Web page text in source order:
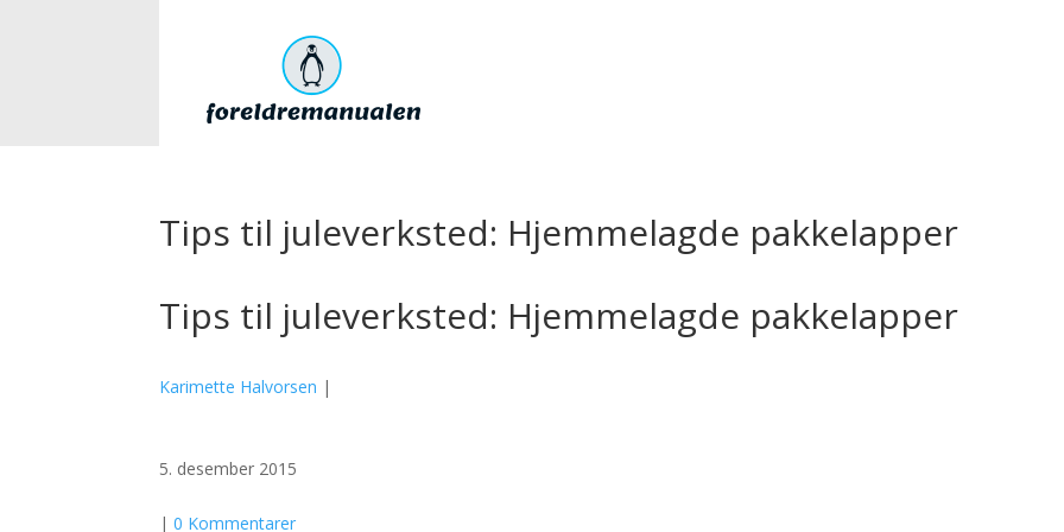
Tips til juleverksted: Hjemmelagde pakkelapper
Tips til juleverksted: Hjemmelagde pakkelapper
Karimette Halvorsen |
5. desember 2015
|0 Kommentarer